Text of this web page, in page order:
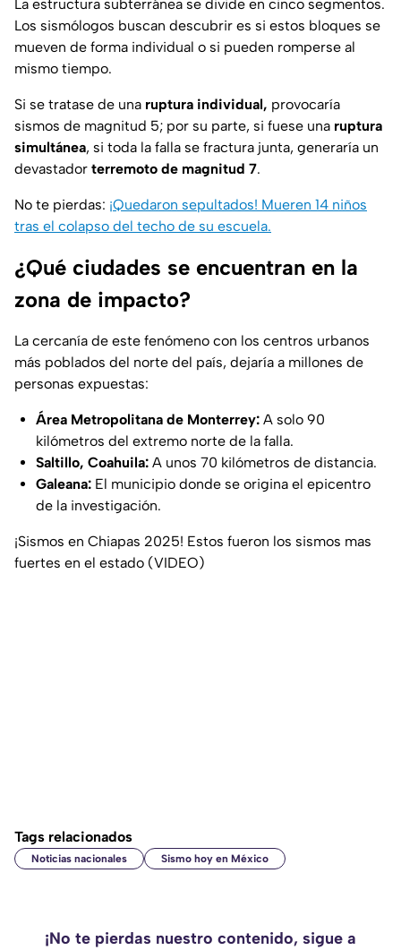
La estructura subterránea se divide en cinco segmentos.
Los sismólogos buscan descubrir es si estos bloques se
mueven de forma individual o si pueden romperse al
mismo tiempo.
Si se tratase de una ruptura individual, provocaría
sismos de magnitud 5; por su parte, si fuese una ruptura
simultánea, si toda la falla se fractura junta, generaría un
devastador terremoto de magnitud 7.
No te pierdas: ¡Quedaron sepultados! Mueren 14 niños
tras el colapso del techo de su escuela.
¿Qué ciudades se encuentran en la
zona de impacto?
La cercanía de este fenómeno con los centros urbanos
más poblados del norte del país, dejaría a millones de
personas expuestas:
Área Metropolitana de Monterrey: A solo 90
kilómetros del extremo norte de la falla.
Saltillo, Coahuila: A unos 70 kilómetros de distancia.
Galeana: El municipio donde se origina el epicentro
de la investigación.
¡Sismos en Chiapas 2025! Estos fueron los sismos mas
fuertes en el estado (VIDEO)
Tags relacionados
Noticias nacionales Sismo hoy en México
¡No te pierdas nuestro contenido, sigue a